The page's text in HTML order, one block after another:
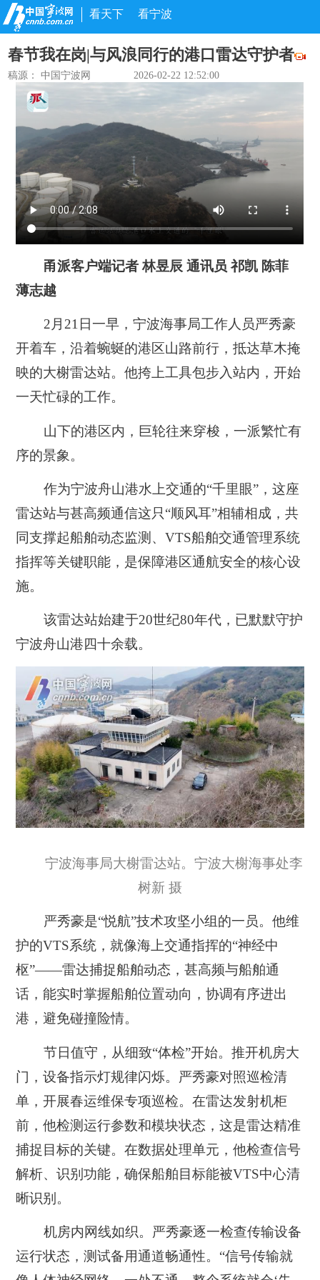
看天下 看宁波
春节我在岗|与风浪同行的港口雷达守护者
稿源： 中国宁波网 2026-02-22 12:52:00
甬派客户端记者 林昱辰 通讯员 祁凯 陈菲
薄志越
2月21日一早，宁波海事局工作人员严秀豪
开着车，沿着蜿蜒的港区山路前行，抵达草木掩
映的大榭雷达站。他挎上工具包步入站内，开始
一天忙碌的工作。
山下的港区内，巨轮往来穿梭，一派繁忙有
序的景象。
作为宁波舟山港水上交通的“千里眼”，这座
雷达站与甚高频通信这只“顺风耳”相辅相成，共
同支撑起船舶动态监测、VTS船舶交通管理系统
指挥等关键职能，是保障港区通航安全的核心设
施。
该雷达站始建于20世纪80年代，已默默守护
宁波舟山港四十余载。
宁波海事局大榭雷达站。宁波大榭海事处李
树新 摄
严秀豪是“悦航”技术攻坚小组的一员。他维
护的VTS系统，就像海上交通指挥的“神经中
枢”——雷达捕捉船舶动态，甚高频与船舶通
话，能实时掌握船舶位置动向，协调有序进出
港，避免碰撞险情。
节日值守，从细致“体检”开始。推开机房大
门，设备指示灯规律闪烁。严秀豪对照巡检清
单，开展春运维保专项巡检。在雷达发射机柜
前，他检测运行参数和模块状态，这是雷达精准
捕捉目标的关键。在数据处理单元，他检查信号
解析、识别功能，确保船舶目标能被VTS中心清
晰识别。
机房内网线如织。严秀豪逐一检查传输设备
运行状态，测试备用通道畅通性。“信号传输就